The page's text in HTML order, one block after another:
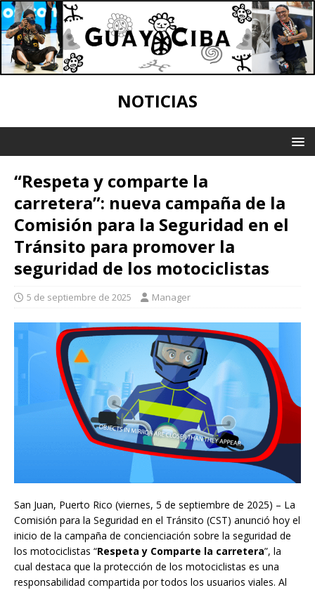
NOTICIAS
“Respeta y comparte la
carretera”: nueva campaña de la
Comisión para la Seguridad en el
Tránsito para promover la
seguridad de los motociclistas
5 de septiembre de 2025 Manager
San Juan, Puerto Rico (viernes, 5 de septiembre de 2025) – La
Comisión para la Seguridad en el Tránsito (CST) anunció hoy el
inicio de la campaña de concienciación sobre la seguridad de
los motociclistas “Respeta y Comparte la carretera”, la
cual destaca que la protección de los motociclistas es una
responsabilidad compartida por todos los usuarios viales. Al